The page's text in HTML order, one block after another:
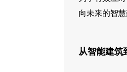
向未来的智
从智能建筑